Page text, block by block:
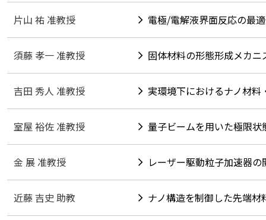
片山 祐 准教授 電極/電解液界面反応の最
須藤 孝一 准教授 固体材料の形態形成メカ
吉田 秀人 准教授 実環境下におけるナノ材
室屋 裕佐 准教授 量子ビームを用いた極限
金 展 准教授 レーザー駆動粒子加速器の
近藤 吉史 助教 ナノ構造を制御した先端材